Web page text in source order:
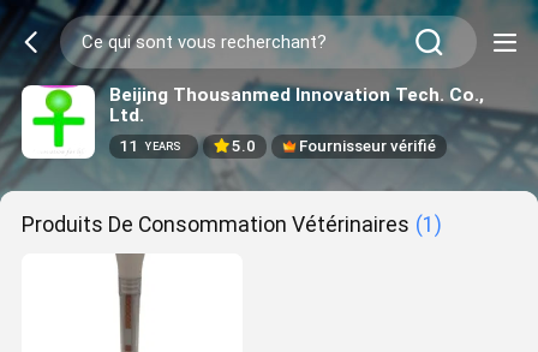
Beijing Thousanmed Innovation Tech. Co.,
Ltd.
11 YEARS 5.0 Fournisseur vérifié
Produits De Consommation Vétérinaires (1)